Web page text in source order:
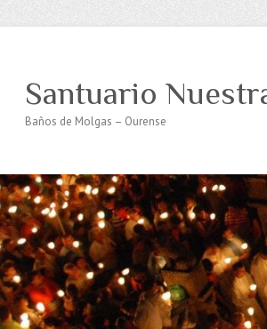
Santuario
Baños de Molgas – Ourense